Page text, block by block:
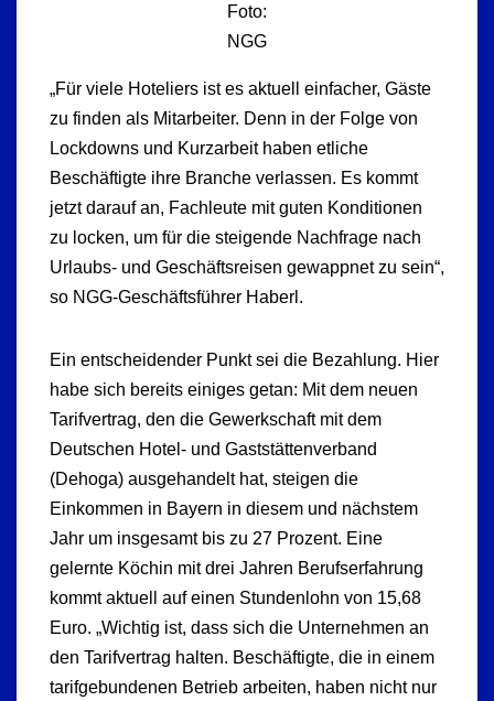
Foto:
NGG
„Für viele Hoteliers ist es aktuell einfacher, Gäste
zu finden als Mitarbeiter. Denn in der Folge von
Lockdowns und Kurzarbeit haben etliche
Beschäftigte ihre Branche verlassen. Es kommt
jetzt darauf an, Fachleute mit guten Konditionen
zu locken, um für die steigende Nachfrage nach
Urlaubs- und Geschäftsreisen gewappnet zu sein“,
so NGG-Geschäftsführer Haberl.
Ein entscheidender Punkt sei die Bezahlung. Hier
habe sich bereits einiges getan: Mit dem neuen
Tarifvertrag, den die Gewerkschaft mit dem
Deutschen Hotel- und Gaststättenverband
(Dehoga) ausgehandelt hat, steigen die
Einkommen in Bayern in diesem und nächstem
Jahr um insgesamt bis zu 27 Prozent. Eine
gelernte Köchin mit drei Jahren Berufserfahrung
kommt aktuell auf einen Stundenlohn von 15,68
Euro. „Wichtig ist, dass sich die Unternehmen an
den Tarifvertrag halten. Beschäftigte, die in einem
tarifgebundenen Betrieb arbeiten, haben nicht nur